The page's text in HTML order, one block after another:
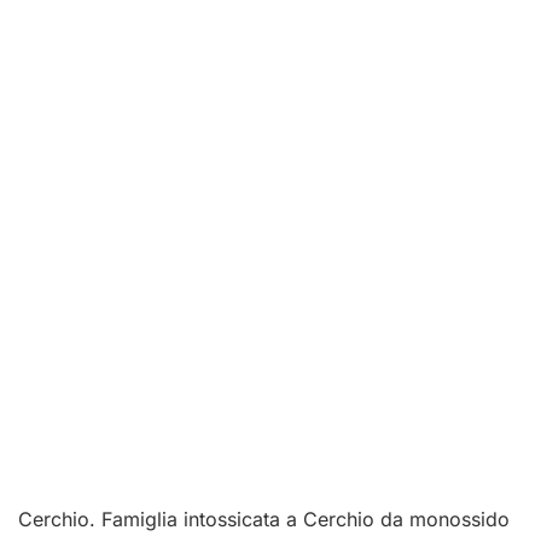
Cerchio. Famiglia intossicata a Cerchio da monossido